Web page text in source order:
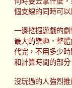
個支線的同時可
一邊挖掘遊戲的
最大的樂趣，整
代完，不用多少
和計算時間的部分
沒玩過的人強烈